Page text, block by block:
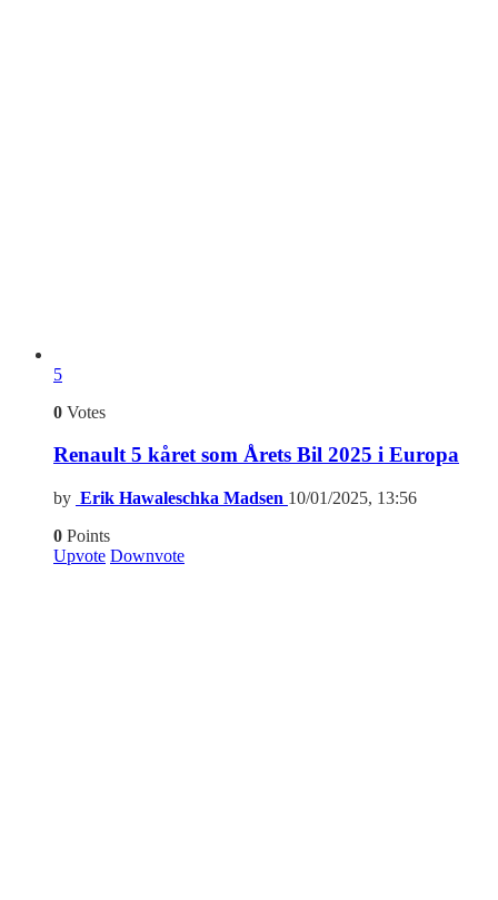
5
0 Votes
Renault 5 kåret som Årets Bil 2025 i Europa
by Erik Hawaleschka Madsen 10/01/2025, 13:56
0 Points
Upvote Downvote